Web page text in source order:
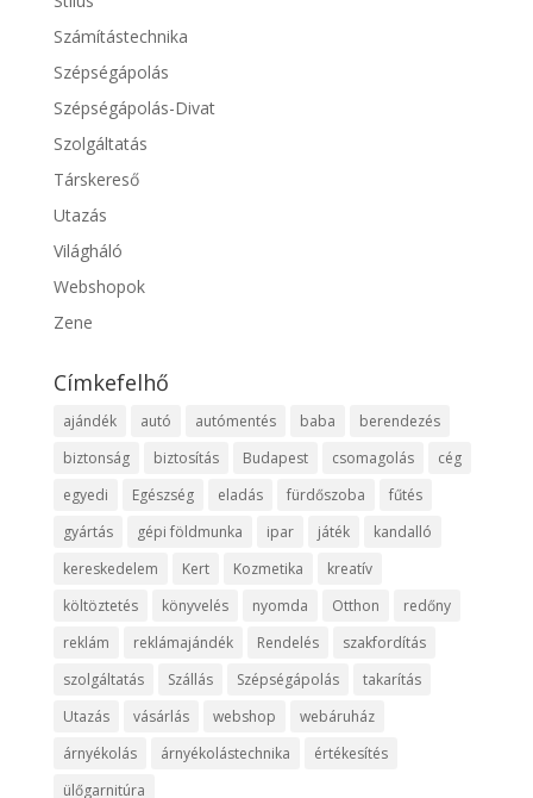
Számítástechnika
Szépségápolás
Szépségápolás-Divat
Szolgáltatás
Társkereső
Utazás
Világháló
Webshopok
Zene
Címkefelhő
ajándék autó autómentés baba
berendezés
biztonság
biztosítás Budapest csomagolás
cég
egyedi
Egészség eladás fürdőszoba
fűtés
gyártás
gépi földmunka ipar játék
kandalló
kereskedelem
Kert Kozmetika
kreatív
költöztetés
könyvelés nyomda Otthon
redőny
reklám
reklámajándék Rendelés
szakfordítás
szolgáltatás
Szállás Szépségápolás
takarítás
Utazás
vásárlás webshop
webáruház
árnyékolás
árnyékolástechnika
értékesítés
ülőgarnitúra